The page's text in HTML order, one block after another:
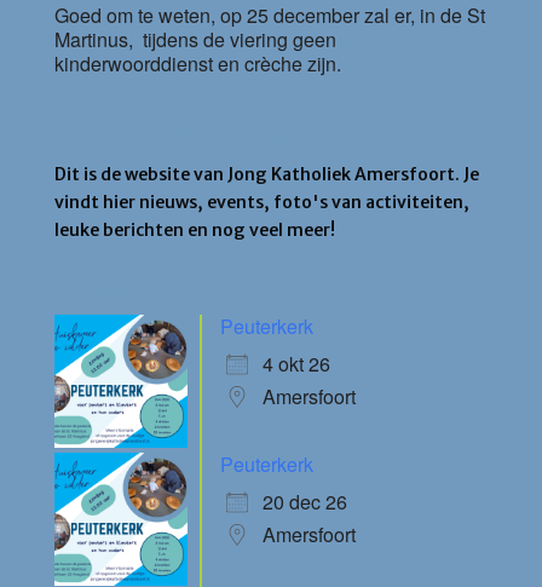
Goed om te weten, op 25 december zal er, in de St
Martinus, tijdens de viering geen
kinderwoorddienst en crèche zijn.
Dit is de website van Jong Katholiek Amersfoort. Je
vindt hier nieuws, events, foto's van activiteiten,
leuke berichten en nog veel meer!
Peuterkerk
4 okt 26
Amersfoort
Peuterkerk
20 dec 26
Amersfoort